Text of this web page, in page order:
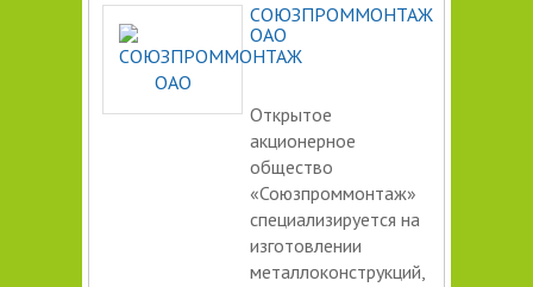
СОЮЗПРОММОНТАЖ
ОАО
Открытое
акционерное
общество
«Союзпроммонтаж»
специализируется на
изготовлении
металлоконструкций,